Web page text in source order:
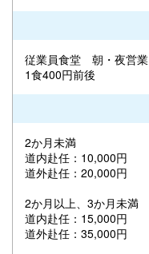
従業員食堂 朝・夜営業
1食400円前後
2か月未満
道内赴任：10,000円
道外赴任：20,000円
2か月以上、3か月未満
道内赴任：15,000円
道外赴任：35,000円